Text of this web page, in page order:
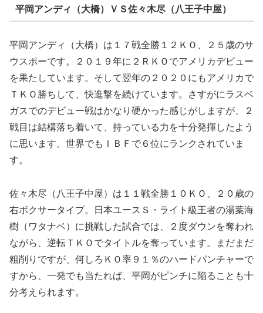
平岡アンディ（大橋）ＶＳ佐々木尽（八王子中屋）
平岡アンディ（大橋）は１７戦全勝１２ＫＯ、２５歳のサ
ウスポーです。２０１９年に２ＲＫＯでアメリカデビュー
を果たしています。そして翌年の２０２０にもアメリカで
ＴＫＯ勝ちして、快進撃を続けています。さすがにラスベ
ガスでのデビュー戦はかなり硬かった感じがしますが、２
戦目は結構落ち着いて、持っている力を十分発揮したよう
に思います。世界でもＩＢＦで６位にランクされていま
す。
佐々木尽（八王子中屋）は１１戦全勝１０ＫＯ、２０歳の
右ボクサータイプ。日本ユースＳ・ライト級王者の湯葉海
樹（ワタナベ）に挑戦した試合では、２度ダウンを奪われ
ながら、逆転ＴＫＯでタイトルを奪っています。まだまだ
粗削りですが、何しろＫＯ率９１％のハードパンチャーで
すから、一発でも当たれば、平岡がピンチに陥ることも十
分考えられます。